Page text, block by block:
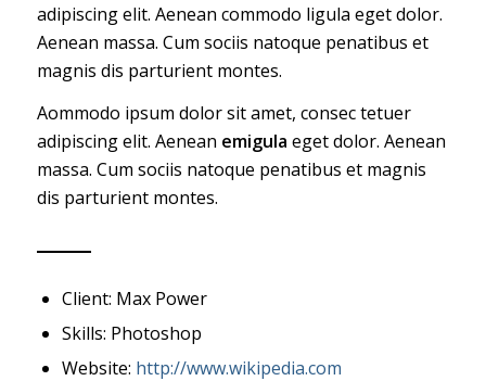
adipiscing elit. Aenean commodo ligula eget dolor.
Aenean massa. Cum sociis natoque penatibus et
magnis dis parturient montes.
Aommodo ipsum dolor sit amet, consec tetuer
adipiscing elit. Aenean emigula eget dolor. Aenean
massa. Cum sociis natoque penatibus et magnis
dis parturient montes.
Client: Max Power
Skills: Photoshop
Website: http://www.wikipedia.com